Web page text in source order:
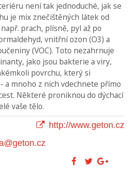
není tak jednoduché, jak se
je mix znečištěných látek od
prach, plísně, pyl až po
vnitřní ozon (O3) a
(VOC). Toto nezahrnuje
jako jsou bakterie a viry,
povrchu, který si
a mnoho z nich vdechnete přímo
Některé proniknou do dýchací
vaše tělo.
http://www.geton.cz